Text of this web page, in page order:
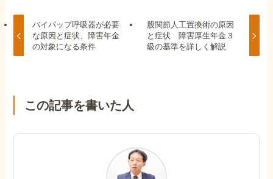
バイパップ呼吸器が必要
な原因と症状、障害年金
の対象になる条件
股関節人工置換術の原因
と症状 障害厚生年金３
級の基準を詳しく解説
この記事を書いた人